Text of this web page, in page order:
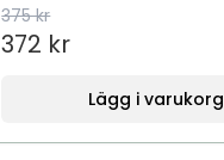
375 kr
372 kr
Lägg i varukorg